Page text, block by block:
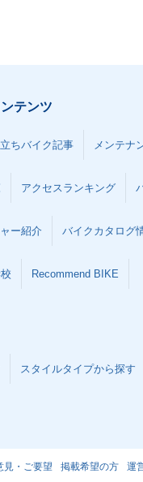
テンツ
ちバイク記事 メンテナ
アクセスランキング
ー紹介 バイクカタログ
Recommend BIKE
スタイルタイプから探す
見・ご要望 掲載希望の方 運